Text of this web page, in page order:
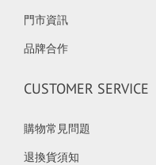
門市資訊
品牌合作
CUSTOMER SERVICE
購物常見問題
退換貨須知